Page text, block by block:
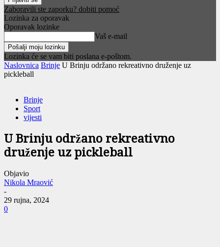
Zaboravili ste zaporku? dobiti pomoć
Lozinka za oporavak
Oporavak lozinke
Vaš e-mail
Lozinka će se vam biti poslana e-poštom.
Naslovnica Brinje U Brinju održano rekreativno druženje uz
pickleball
Brinje
Sport
vijesti
U Brinju održano rekreativno
druženje uz pickleball
Objavio
Nikola Mraović
-
29 rujna, 2024
0